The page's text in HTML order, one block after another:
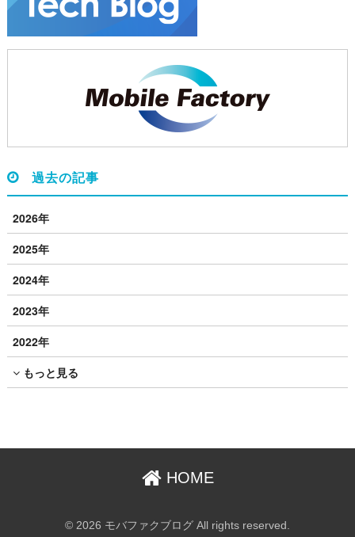
過去の記事
2026年
2025年
2024年
2023年
2022年
もっと見る
HOME
© 2026 モバファクブログ All rights reserved.